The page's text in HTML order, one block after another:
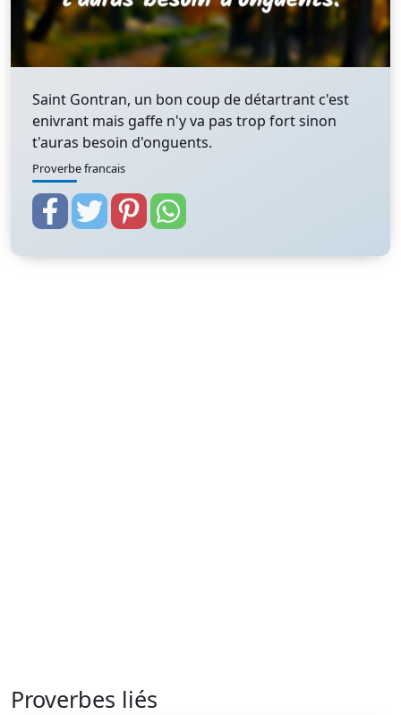
Saint Gontran, un bon coup de détartrant c'est
enivrant mais gaffe n'y va pas trop fort sinon
t'auras besoin d'onguents.
Proverbe francais
Proverbes liés